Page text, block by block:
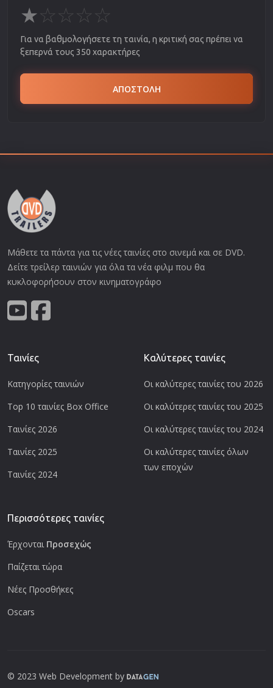
★☆☆☆☆
Για να βαθμολογήσετε τη ταινία, η κριτική σας πρέπει να
ξεπερνά τους 350 χαρακτήρες
ΑΠΟΣΤΟΛΗ
Μάθετε τα πάντα για τις νέες ταινίες στο σινεμά και σε DVD.
Δείτε τρείλερ ταινιών για όλα τα νέα φιλμ που θα
κυκλοφορήσουν στον κινηματογράφο
Ταινίες
Κατηγορίες ταινιών
Top 10 ταινίες Box Office
Ταινίες 2026
Ταινίες 2025
Ταινίες 2024
Καλύτερες ταινίες
Οι καλύτερες ταινίες του 2026
Οι καλύτερες ταινίες του 2025
Οι καλύτερες ταινίες του 2024
Οι καλύτερες ταινίες όλων
των εποχών
Περισσότερες ταινίες
Έρχονται Προσεχώς
Παίζεται τώρα
Νέες Προσθήκες
Oscars
© 2023 Web Development by